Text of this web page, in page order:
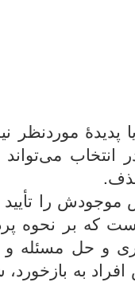
موردنظر
می‌تواند
را تأیید
که بر نحوه
و حل مسئله و
به بازخورد،